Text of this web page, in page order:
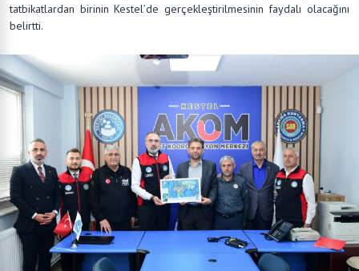
tatbikatlardan birinin Kestel’de gerçekleştirilmesinin faydalı olacağını
belirtti.